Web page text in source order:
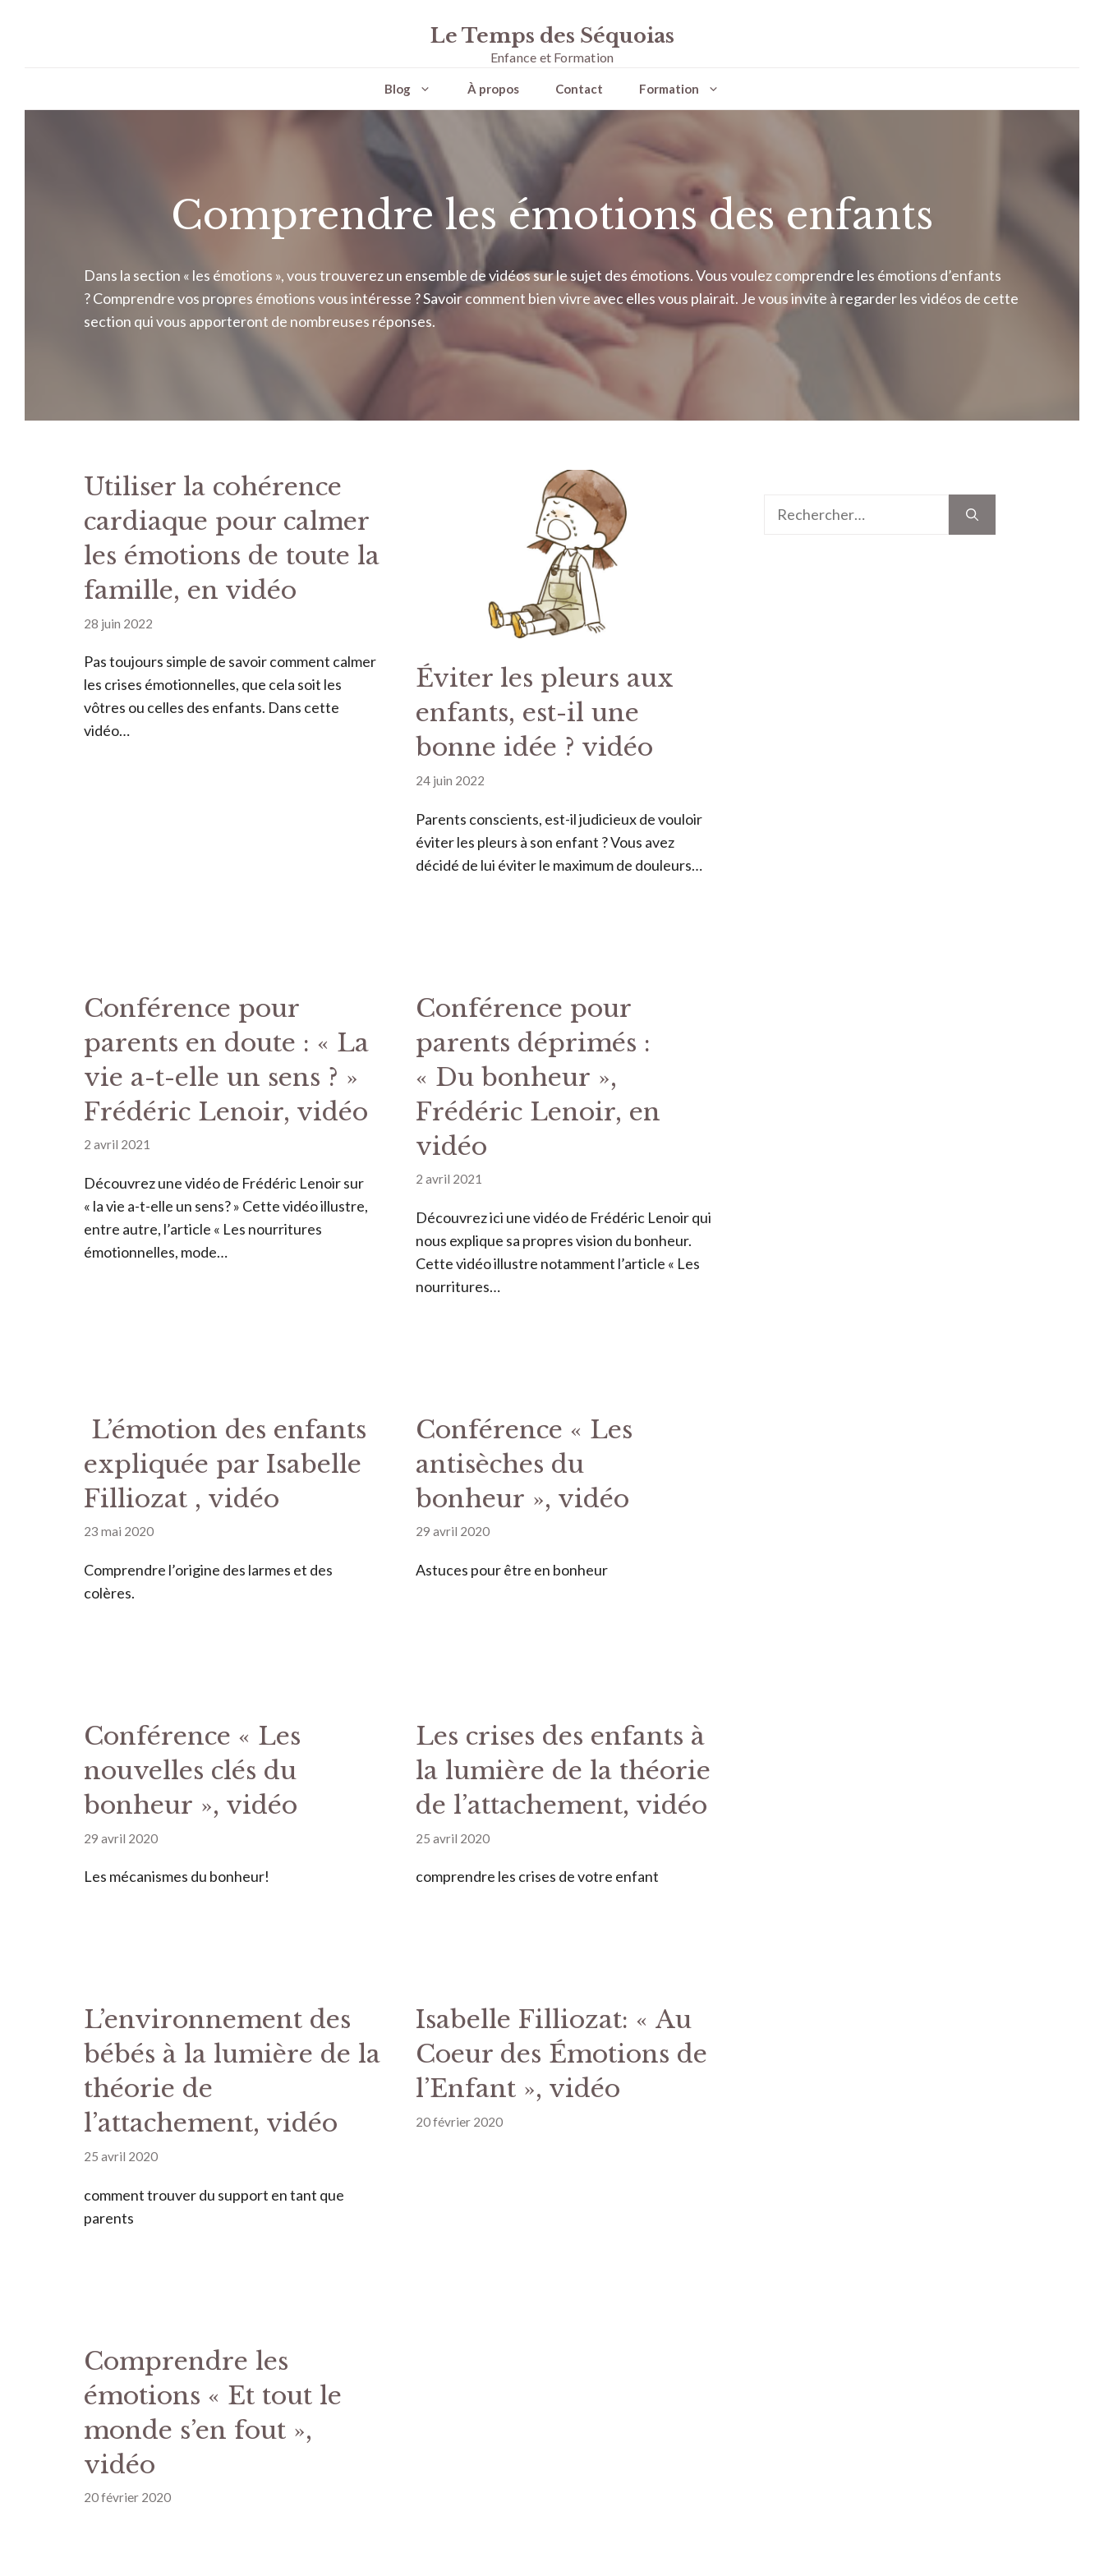
Le Temps des Séquoias
Enfance et Formation
Blog À propos Contact Formation
Comprendre les émotions des enfants
Dans la section « les émotions », vous trouverez un ensemble de vidéos sur le sujet des émotions. Vous voulez comprendre les émotions d’enfants
? Comprendre vos propres émotions vous intéresse ? Savoir comment bien vivre avec elles vous plairait. Je vous invite à regarder les vidéos de cette
section qui vous apporteront de nombreuses réponses.
Utiliser la cohérence
cardiaque pour calmer
les émotions de toute la
famille, en vidéo
28 juin 2022
Pas toujours simple de savoir comment calmer
les crises émotionnelles, que cela soit les
vôtres ou celles des enfants. Dans cette
vidéo…
Éviter les pleurs aux
enfants, est-il une
bonne idée ? vidéo
24 juin 2022
Parents conscients, est-il judicieux de vouloir
éviter les pleurs à son enfant ? Vous avez
décidé de lui éviter le maximum de douleurs…
Conférence pour
parents en doute : « La
vie a-t-elle un sens ? »
Frédéric Lenoir, vidéo
2 avril 2021
Découvrez une vidéo de Frédéric Lenoir sur
« la vie a-t-elle un sens? » Cette vidéo illustre,
entre autre, l’article « Les nourritures
émotionnelles, mode…
Conférence pour
parents déprimés :
« Du bonheur »,
Frédéric Lenoir, en
vidéo
2 avril 2021
Découvrez ici une vidéo de Frédéric Lenoir qui
nous explique sa propres vision du bonheur.
Cette vidéo illustre notamment l’article « Les
nourritures…
L’émotion des enfants
expliquée par Isabelle
Filliozat , vidéo
23 mai 2020
Comprendre l’origine des larmes et des
colères.
Conférence « Les
antisèches du
bonheur », vidéo
29 avril 2020
Astuces pour être en bonheur
Conférence « Les
nouvelles clés du
bonheur », vidéo
29 avril 2020
Les mécanismes du bonheur!
Les crises des enfants à
la lumière de la théorie
de l’attachement, vidéo
25 avril 2020
comprendre les crises de votre enfant
L’environnement des
bébés à la lumière de la
théorie de
l’attachement, vidéo
25 avril 2020
comment trouver du support en tant que
parents
Isabelle Filliozat: « Au
Coeur des Émotions de
l’Enfant », vidéo
20 février 2020
Comprendre les
émotions « Et tout le
monde s’en fout »,
vidéo
20 février 2020
Rechercher :